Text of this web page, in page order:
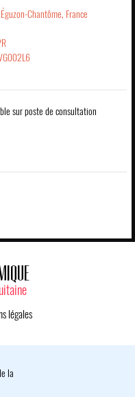
Chantôme, France
sur poste de consultation
légales
la